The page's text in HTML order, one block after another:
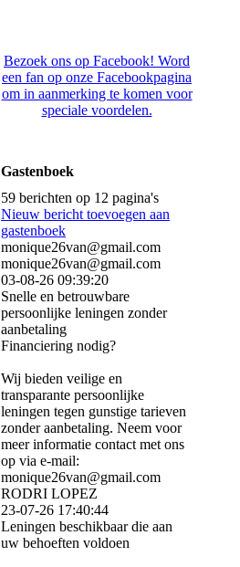
Bezoek ons op Facebook! Word
een fan op onze Facebookpagina
om in aanmerking te komen voor
speciale voordelen.
Gastenboek
59 berichten op 12 pagina's
Nieuw bericht toevoegen aan
gastenboek
monique26van@gmail.com
monique26van@gmail.com
03-08-26 09:39:20
Snelle en betrouwbare
persoonlijke leningen zonder
aanbetaling
Financiering nodig?
Wij bieden veilige en
transparante persoonlijke
leningen tegen gunstige tarieven
zonder aanbetaling. Neem voor
meer informatie contact met ons
op via e-mail:
monique26van@gmail.com
RODRI LOPEZ
23-07-26 17:40:44
Leningen beschikbaar die aan
uw behoeften voldoen